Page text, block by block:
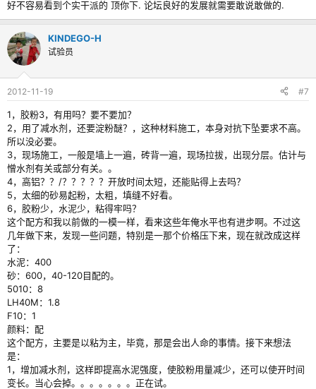
到砖缝中，贴好后，1—2小时后可揭纸皮，视天气而定
设计思路：
既有填缝又有粘合，助剂使用上有一点矛盾，加上要抗泛碱，做起来很麻
烦，本人也是没做好，谈谈我的思路
1. 外墙黑色清洁时，有一点困难，所以胶粉不敢多加，3KG胶粉，对早期强
2.纸皮砖本地施工习惯，工人都喜欢早一点撕纸皮，故纤维素添加量不能太
高；太低也不行，薄贴开放时间不够，也不好批
3 加减水剂是为了控制加水量提高强度及密实度，减少泛碱
4.减水剂及憎水剂的加入对抗泛碱都有一定的效果，但同时会使抗滑移效果
变差，故加入一点淀粉醚改善
这个产品如果是水泥色的会好做些，如果是彩色的，很容易泛碱，原因是要
撕纸皮，水泥未干前即碰水，添加适量的抗泛碱剂有一定改善，但成本就很
高了（抗泛碱剂贵得要死）
如何做到高性价比，低泛碱率，还需要大家继续努力，做的好的同志，请拍
砖
附上某公司做的施工视频
好不容易看到个实干派的 顶你下. 论坛良好的发展就需要敢说敢做的.
KINDEGO-H
试验员
2012-11-19 #7
1，胶粉3，有用吗？要不要加？
2，用了减水剂，还要淀粉醚？，这种材料施工，本身对抗下坠要求不高。
所以没必要。
3，现场施工，一般是墙上一遍，砖背一遍，现场拉拔，出现分层。估计与
憎水剂有关或部分有关。。
4，高铝？？/？？？？？开放时间太短，还能贴得上去吗？
5，太细的砂易起粉，太粗，填缝不好看。
6，胶粉少，水泥少，粘得牢吗？
这个配方和我以前做的一模一样，看来这些年俺水平也有进步啊。不过这
几年做下来，发现一些问题，特别是一那个价格压下来，现在就改成这样
了：
水泥：400
砂：600，40-120目配的。
5010：8
LH40M：1.8
F10：1
颜料：配
这个配方，主要是以粘为主，毕竟，那是会出人命的事情。接下来想法
是：
1，增加减水剂，这样即提高水泥强度，使胶粉用量减少，还可以使开时间
变长。当心会掉。。。。。。。正在试。